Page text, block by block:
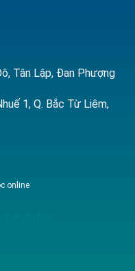
Tân Lập, Đan Phượng
1, Q. Bắc Từ Liêm,
online